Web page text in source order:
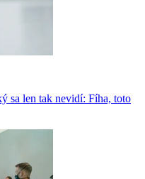
sa len tak nevidí: Fíha, toto